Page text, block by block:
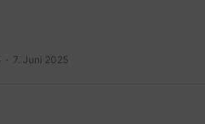
7. Juni 2025